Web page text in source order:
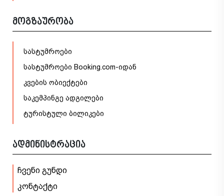
მოგზაურობა
სასტუმროები
სასტუმროები Booking.com-იდან
კვების ობიექტები
საკემპინგე ადგილები
ტურისტული ბილიკები
ადმინისტრაცია
ჩვენი გუნდი
კონტაქტი